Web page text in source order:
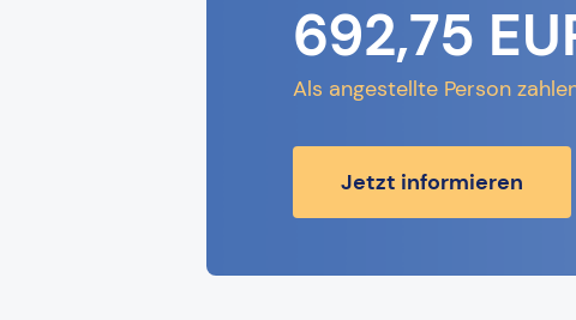
692,75
Als angestellte Person
Jetzt informieren